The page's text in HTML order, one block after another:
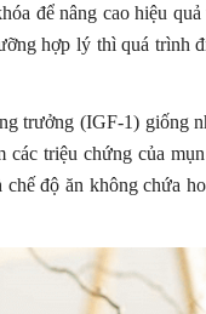
để nâng cao hiệu
hợp lý thì quá trình
trưởng (IGF-1) giống
triệu chứng của
độ ăn không chứa